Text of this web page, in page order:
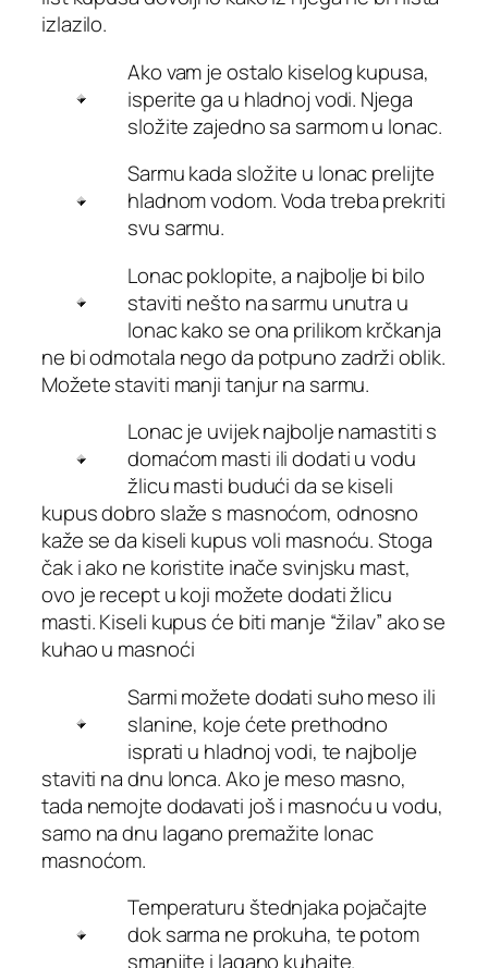
izlazilo.
Ako vam je ostalo kiselog kupusa,
isperite ga u hladnoj vodi. Njega
složite zajedno sa sarmom u lonac.
Sarmu kada složite u lonac prelijte
hladnom vodom. Voda treba prekriti
svu sarmu.
Lonac poklopite, a najbolje bi bilo
staviti nešto na sarmu unutra u
lonac kako se ona prilikom krčkanja
ne bi odmotala nego da potpuno zadrži oblik.
Možete staviti manji tanjur na sarmu.
Lonac je uvijek najbolje namastiti s
domaćom masti ili dodati u vodu
žlicu masti budući da se kiseli
kupus dobro slaže s masnoćom, odnosno
kaže se da kiseli kupus voli masnoću. Stoga
čak i ako ne koristite inače svinjsku mast,
ovo je recept u koji možete dodati žlicu
masti. Kiseli kupus će biti manje “žilav” ako se
kuhao u masnoći
Sarmi možete dodati suho meso ili
slanine, koje ćete prethodno
isprati u hladnoj vodi, te najbolje
staviti na dnu lonca. Ako je meso masno,
tada nemojte dodavati još i masnoću u vodu,
samo na dnu lagano premažite lonac
masnoćom.
Temperaturu štednjaka pojačajte
dok sarma ne prokuha, te potom
smanjite i lagano kuhajte.